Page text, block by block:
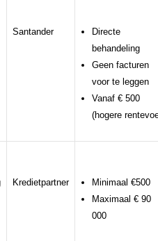
Santander
Directe
behandeling
Geen facturen
voor te leggen
Vanaf € 500
(hogere
Kredietpartner
Minimaal €500
Maximaal € 90
000